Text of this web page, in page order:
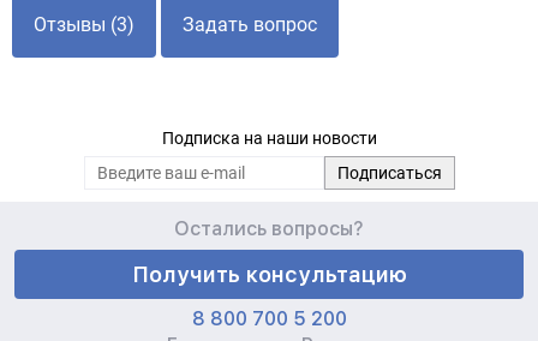
Отзывы (3) Задать вопрос
Подписка на наши новости
Остались вопросы?
Получить консультацию
8 800 700 5 200